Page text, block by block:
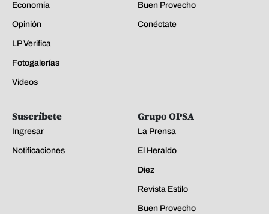
Economía
Opinión
LP Verifica
Fotogalerías
Videos
Buen Provecho
Conéctate
Suscríbete
Ingresar
Notificaciones
Grupo OPSA
La Prensa
El Heraldo
Diez
Revista Estilo
Buen Provecho